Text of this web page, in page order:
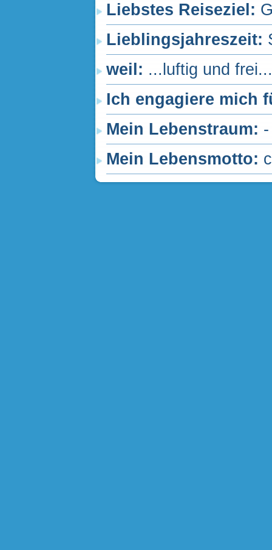
Liebstes Reiseziel:
Lieblingsjahreszeit:
weil: ...luftig und frei...
Ich engagiere mich
Mein Lebenstraum:
Mein Lebensmotto: